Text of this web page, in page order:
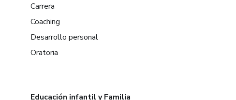
Carrera
Coaching
Desarrollo personal
Oratoria
Educación infantil y Familia